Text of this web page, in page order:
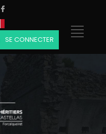
SE CONNECTER